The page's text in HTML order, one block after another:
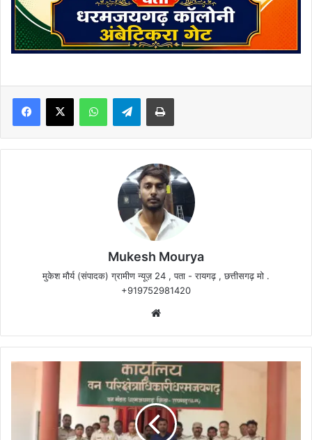
Facebook
X WhatsAppTelegramPrint
Mukesh Mourya
मुकेश मौर्य (संपादक) ग्रामीण न्यूज़ 24 , पता - रायगढ़ , छत्तीसगढ़ मो .
+919752981420